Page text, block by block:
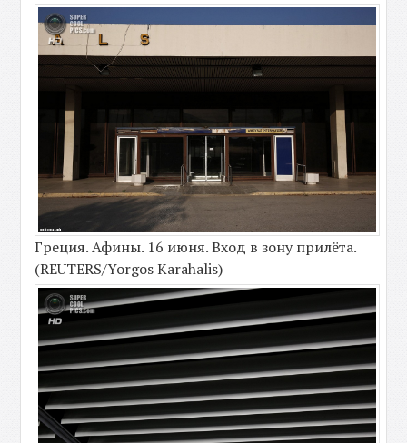
Греция. Афины. 16 июня. Вход в зону прилёта.
(REUTERS/Yorgos Karahalis)